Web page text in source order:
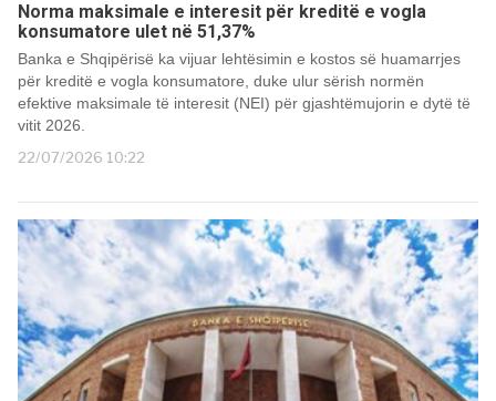
Norma maksimale e interesit për kreditë e vogla
konsumatore ulet në 51,37%
Banka e Shqipërisë ka vijuar lehtësimin e kostos së huamarrjes
për kreditë e vogla konsumatore, duke ulur sërish normën
efektive maksimale të interesit (NEI) për gjashtëmujorin e dytë të
vitit 2026.
22/07/2026 10:22